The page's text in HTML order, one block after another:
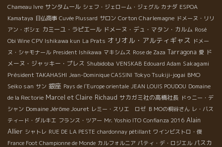
Chameau Ivre サンタムール シェフ・ジェローム・ジェグル カナダ ESPOA
Kamataya 日仏商事 Cuvée Plussard サロン Corton Charlemagne ドメーヌ・リリ
アン・ボシェ カミーユ・ラピエール ドメーヌ・デュ・マタン・カルム Rosé
Obi Wine CPV Ishikawa kun La Prats オリオル・アルティギャス ドメー
ヌ・シャモナール President Ishikawa マキシムス Rose de Zaza Tarragona 愛 ド
メーヌ・ジャッキー・プレス Shubidoba VENSKAB Edouard Adam Sakagami
Président TAKAHASHI Jean-Dominique CASSINI Tokyo Tsukiji-jogai BMO
Seiko san サン 銀座 Pays de l'Europe orientale JEAN LOUIS POUDOU Domaine
de la Rectorie Marcel et Claire Richaud サカガミ社の高橋社長 ドゥニー・デ
シャン Domaine Jérôme Jouret レミー・スリエ ロゼ ＢＭОの桐谷さん レ・バス
ティード・ダルキエ フランス・ツアー Mr. Yoshio ITO Confianza 2016 Alain
Allier シャトレ RUE DE LA PESTE chardonnay pétillant ワインビストロ・俊
France Foot Championne de Monde カルフォルニア パティ・デ・ロジエル パスカ